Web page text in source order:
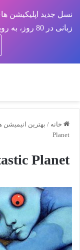
نسل جدید اپلیکیشن
زبانی در 80 روز، به رویای مهاجرتت برس !!
خانه / بهترین انیمیشن
Planet
Planet